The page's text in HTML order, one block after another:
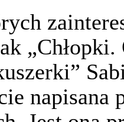
napisana